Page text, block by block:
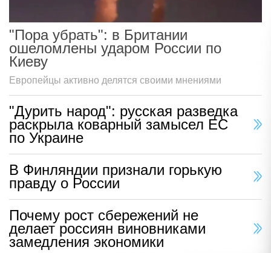
"Пора убрать": в Британии
ошеломлены ударом России по
Киеву
Европейцы активно делятся своими мнениями
"Дурить народ": русская разведка
раскрыла коварный замысел ЕС
по Украине
В Финляндии признали горькую
правду о России
Почему рост сбережений не
делает россиян виновниками
замедления экономики